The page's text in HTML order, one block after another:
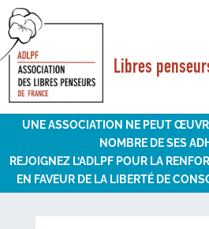
Libres
Sélectionner une page
UNE ASSOCIATION NE PEUT
NOMBRE DE SES
REJOIGNEZ L’ADLPF POUR LA
EN FAVEUR DE LA LIBERTÉ DE